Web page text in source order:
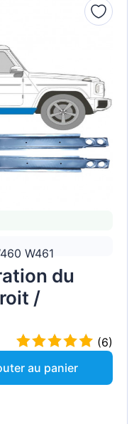
W461
du
/
(6)
au panier